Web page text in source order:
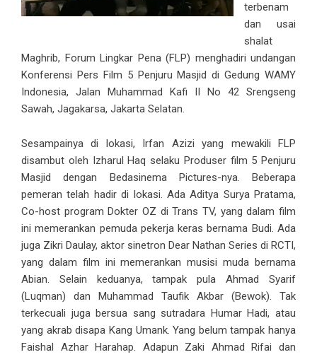
terbenam
dan usai
shalat
Maghrib, Forum Lingkar Pena (FLP) menghadiri undangan
Konferensi Pers Film 5 Penjuru Masjid di Gedung WAMY
Indonesia, Jalan Muhammad Kafi II No 42 Srengseng
Sawah, Jagakarsa, Jakarta Selatan.
Sesampainya di lokasi, Irfan Azizi yang mewakili FLP
disambut oleh Izharul Haq selaku Produser film 5 Penjuru
Masjid dengan Bedasinema Pictures-nya. Beberapa
pemeran telah hadir di lokasi. Ada Aditya Surya Pratama,
Co-host program Dokter OZ di Trans TV, yang dalam film
ini memerankan pemuda pekerja keras bernama Budi. Ada
juga Zikri Daulay, aktor sinetron Dear Nathan Series di RCTI,
yang dalam film ini memerankan musisi muda bernama
Abian. Selain keduanya, tampak pula Ahmad Syarif
(Luqman) dan Muhammad Taufik Akbar (Bewok). Tak
terkecuali juga bersua sang sutradara Humar Hadi, atau
yang akrab disapa Kang Umank. Yang belum tampak hanya
Faishal Azhar Harahap. Adapun Zaki Ahmad Rifai dan